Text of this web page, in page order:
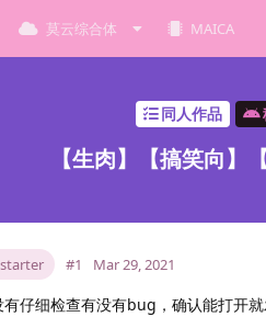
莫云综合体 MAICA
同人作品
【生肉】【搞笑向
#1 Mar 29, 2021
仔细检查有没有bug，确认能打开